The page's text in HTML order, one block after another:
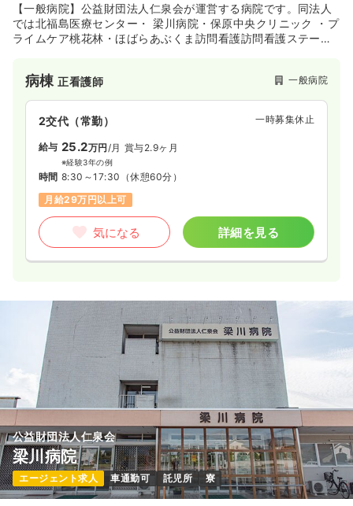
【一般病院】公益財団法人仁泉会が運営する病院です。同法人
では北福島医療センター・ 梁川病院・保原中央クリニック ・プ
ライムケア桃花林・ほばらあぶくま訪問看護訪問看護ステーシ
り、患者さんの健康管理を地域全体で行う地域に信頼される病
院を目指しています。
病棟正看護師 一般病院
2交代（常勤） 一時募集休止
給与 25.2万円 /月 賞与2.9ヶ月
※経験3年の例
時間 8:30～17:30 （休憩60分）
月給29万円以上可
気になる 詳細を見る
公益財団法人仁泉会
梁川病院
エージェント求人 車通勤可 託児所 寮